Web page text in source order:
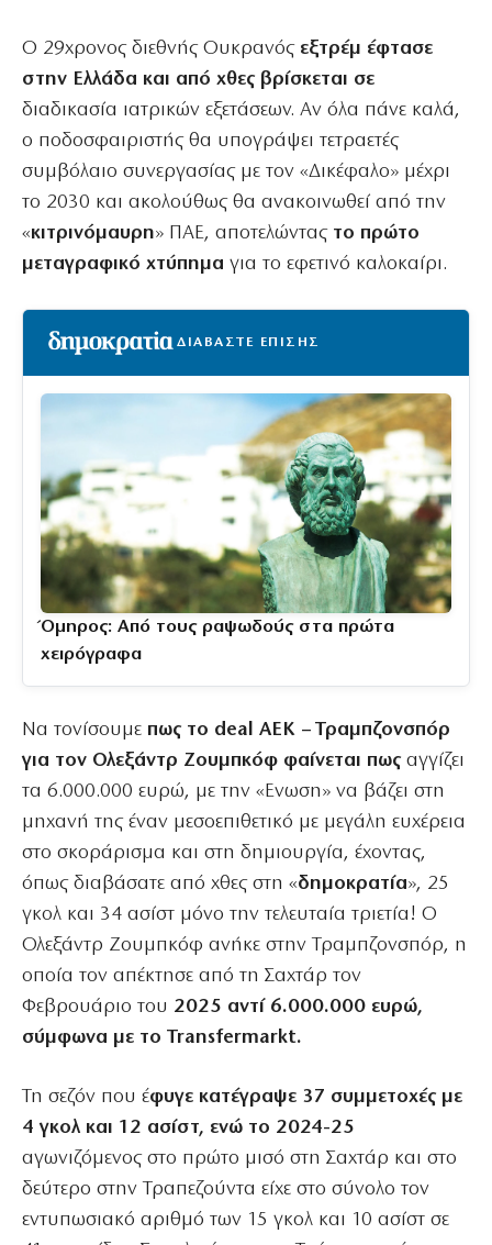
Ο 29χρονος διεθνής Ουκρανός εξτρέμ έφτασε
στην Ελλάδα και από χθες βρίσκεται σε
διαδικασία ιατρικών εξετάσεων. Αν όλα πάνε καλά,
ο ποδοσφαιριστής θα υπογράψει τετραετές
συμβόλαιο συνεργασίας με τον «Δικέφαλο» μέχρι
το 2030 και ακολούθως θα ανακοινωθεί από την
«κιτρινόμαυρη» ΠΑΕ, αποτελώντας το πρώτο
μεταγραφικό χτύπημα για το εφετινό καλοκαίρι.
ΔΙΑΒΑΣΤΕ ΕΠΙΣΗΣ
Όμηρος: Από τους ραψωδούς στα πρώτα
χειρόγραφα
Να τονίσουμε πως το deal ΑΕΚ – Τραμπζονσπόρ
για τον Ολεξάντρ Ζουμπκόφ φαίνεται πως αγγίζει
τα 6.000.000 ευρώ, με την «Ενωση» να βάζει στη
μηχανή της έναν μεσοεπιθετικό με μεγάλη ευχέρεια
στο σκοράρισμα και στη δημιουργία, έχοντας,
όπως διαβάσατε από χθες στη «δημοκρατία», 25
γκολ και 34 ασίστ μόνο την τελευταία τριετία! Ο
Ολεξάντρ Ζουμπκόφ ανήκε στην Τραμπζονσπόρ, η
οποία τον απέκτησε από τη Σαχτάρ τον
Φεβρουάριο του 2025 αντί 6.000.000 ευρώ,
σύμφωνα με το Transfermarkt.
Τη σεζόν που έφυγε κατέγραψε 37 συμμετοχές με
4 γκολ και 12 ασίστ, ενώ το 2024-25
αγωνιζόμενος στο πρώτο μισό στη Σαχτάρ και στο
δεύτερο στην Τραπεζούντα είχε στο σύνολο τον
εντυπωσιακό αριθμό των 15 γκολ και 10 ασίστ σε